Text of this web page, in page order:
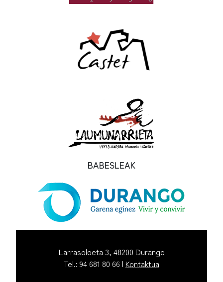
BABESLEAK
Larrasoloeta 3, 48200 Durango
Tel.: 94 681 80 66 | Kontaktua